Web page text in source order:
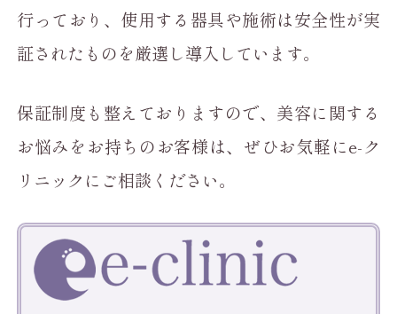
行っており、使用する器具や施術は安全性が実
証されたものを厳選し導入しています。
保証制度も整えておりますので、美容に関する
お悩みをお持ちのお客様は、ぜひお気軽にe-ク
リニックにご相談ください。